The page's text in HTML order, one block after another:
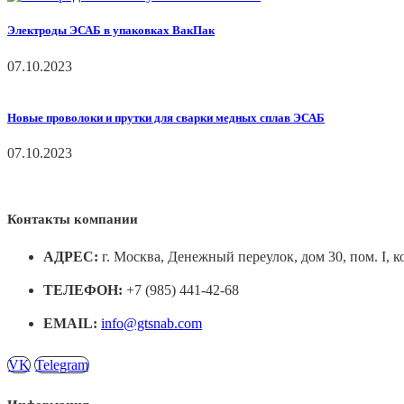
Электроды ЭСАБ в упаковках ВакПак
07.10.2023
Новые проволоки и прутки для сварки медных сплав ЭСАБ
07.10.2023
Контакты компании
АДРЕС: г. Москва, Денежный переулок, дом 30, пом. I,
ТЕЛЕФОН: +7 (985) 441-42-68
EMAIL: info@gtsnab.com
VK Telegram